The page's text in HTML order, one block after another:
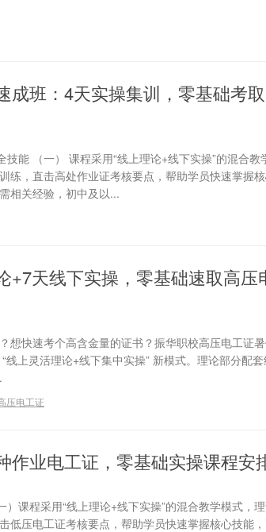
成班：4天实操集训，零基础考
能 （一） 课程采用“线上理论+线下实操”的混合教
练，直击高处作业证考核要点，帮助学员快速掌握
相关经验，初中及以...
+7天线下实操，零基础速取高压
想快速考个高含金量的证书？振华职校高压电工证
上灵活理论+线下集中实操” 新模式。理论部分配
压电工证
作业电工证，零基础实操课程安
课程采用“线上理论+线下实操”的混合教学模式，
低压电工证考核要点，帮助学员快速掌握核心技能